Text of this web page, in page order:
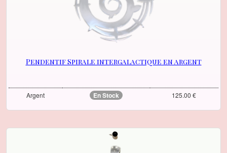
Pendentif Spirale intergalactique en argent
Argent En Stock 125.00 €